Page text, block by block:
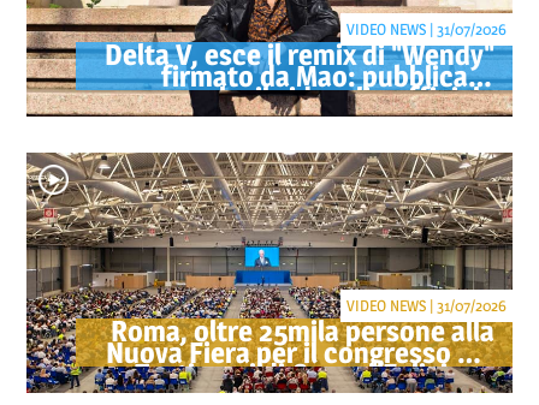
Delta V, esce il remix di "Wendy"
firmato da Mao: pubblicato
anche il videoclip ufficiale
VIDEO NEWS | 31/07/2026
Roma, oltre 25mila persone alla
Nuova Fiera per il congresso dei
Testimoni di Geova "Felici per
sempre"
VIDEO NEWS | 31/07/2026